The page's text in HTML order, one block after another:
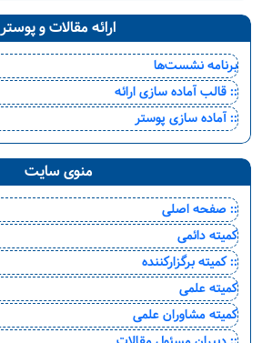
ارائه مقالات و پوستر
برنامه نشست‌ها
:: قالب آماده سازی ارائه
:: آماده سازی پوستر
منوی سایت
:: صفحه اصلی
کمیته دائمی
:: کمیته برگزارکننده
کمیته علمی
کمیته مشاوران علمی